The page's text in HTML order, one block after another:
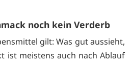
noch kein Verderb
gilt: Was gut aussieht,
ist meistens auch nach Ablauf